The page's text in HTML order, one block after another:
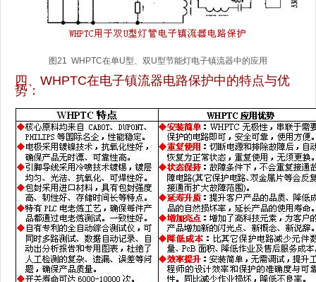
图21 WHPTC在单U型、双U型节能灯电子镇流器中的应用
四、WHPTC在电子镇流器电路保护中的特点与优
势：